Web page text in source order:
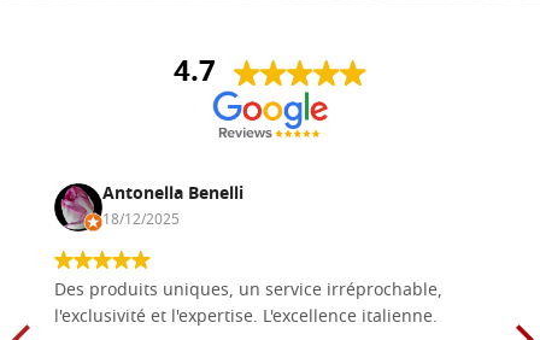
4.7
Antonella Benelli
18/12/2025
Des produits uniques, un service irréprochable,
l'exclusivité et l'expertise. L'excellence italienne.